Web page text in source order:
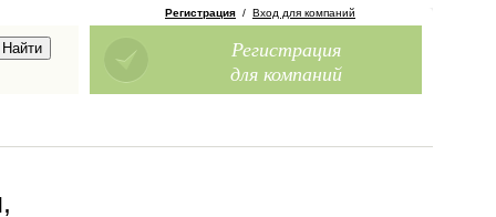
Регистрация / Вход для компаний
Регистрация
для компаний